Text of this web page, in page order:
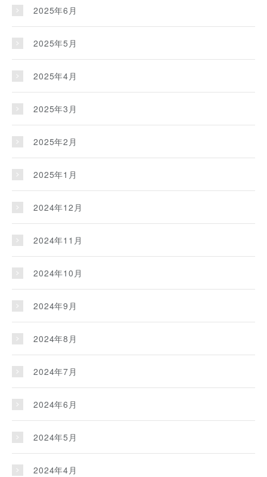
2025年6月
2025年5月
2025年4月
2025年3月
2025年2月
2025年1月
2024年12月
2024年11月
2024年10月
2024年9月
2024年8月
2024年7月
2024年6月
2024年5月
2024年4月